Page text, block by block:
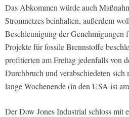
Das Abkommen würde auch
Stromnetzes beinhalten, außerdem
Beschleunigung der Genehmigungen
Projekte für fossile Brennstoffe
profitierten am Freitag jedenfalls von
Durchbruch und verabschiedeten
lange Wochenende (in den USA ist
Der Dow Jones Industrial schloss mit